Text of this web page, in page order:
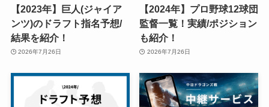
【2023年】巨人(ジャイア
ンツ)のドラフト指名予想/
結果を紹介！
2026年7月26日
【2024年】プロ野球12球団
監督一覧！実績/ポジション
も紹介！
2026年7月26日